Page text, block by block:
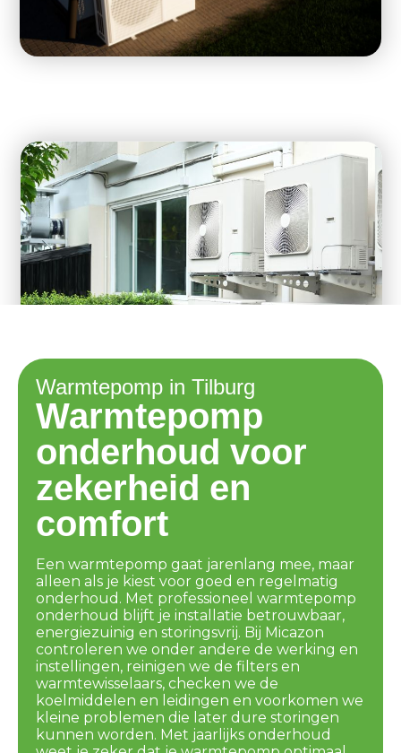
Warmtepomp in Tilburg
Warmtepomp
onderhoud voor
zekerheid en
comfort
Een warmtepomp gaat jarenlang mee, maar
alleen als je kiest voor goed en regelmatig
onderhoud. Met professioneel warmtepomp
onderhoud blijft je installatie betrouwbaar,
energiezuinig en storingsvrij. Bij Micazon
controleren we onder andere de werking en
instellingen, reinigen we de filters en
warmtewisselaars, checken we de
koelmiddelen en leidingen en voorkomen we
kleine problemen die later dure storingen
kunnen worden. Met jaarlijks onderhoud